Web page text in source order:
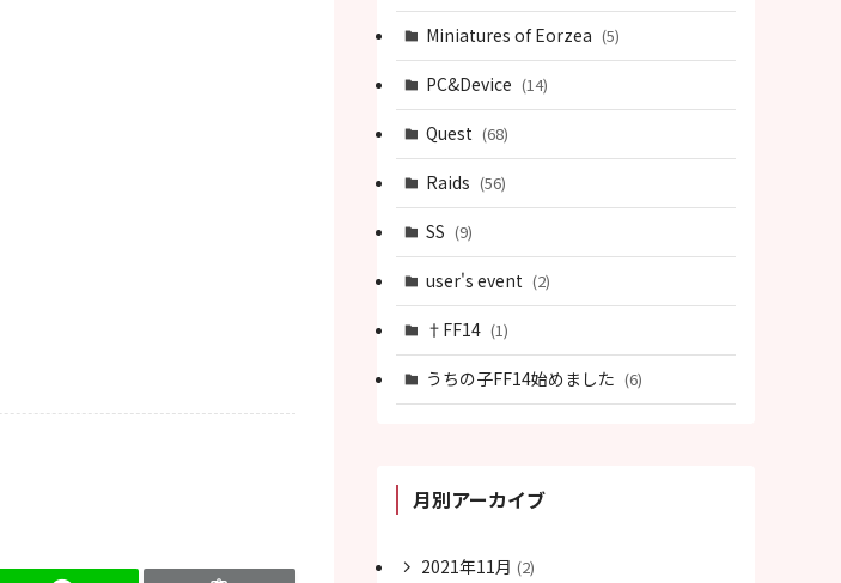
Miniatures of Eorzea (5)
PC&Device (14)
Quest (68)
Raids (56)
SS (9)
user's event (2)
†FF14 (1)
うちの子FF14始めました (6)
月別アーカイブ
2021年11月 (2)